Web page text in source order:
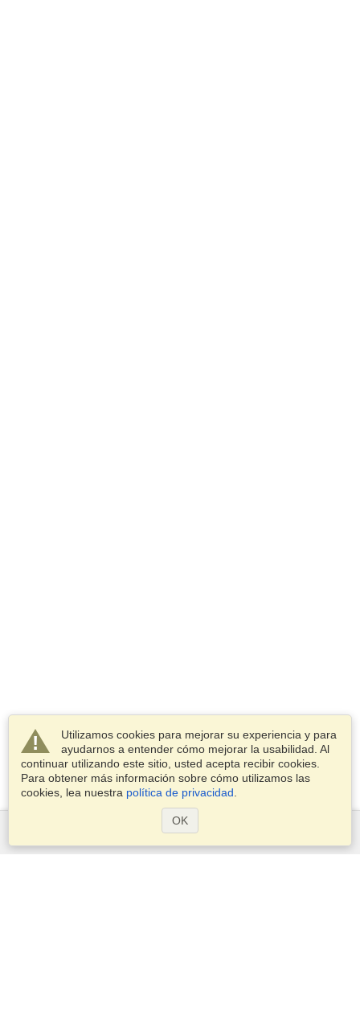
Utilizamos cookies para mejorar su experiencia y para
ayudarnos a entender cómo mejorar la usabilidad. Al
continuar utilizando este sitio, usted acepta recibir cookies.
Para obtener más información sobre cómo utilizamos las
cookies, lea nuestra política de privacidad
OK